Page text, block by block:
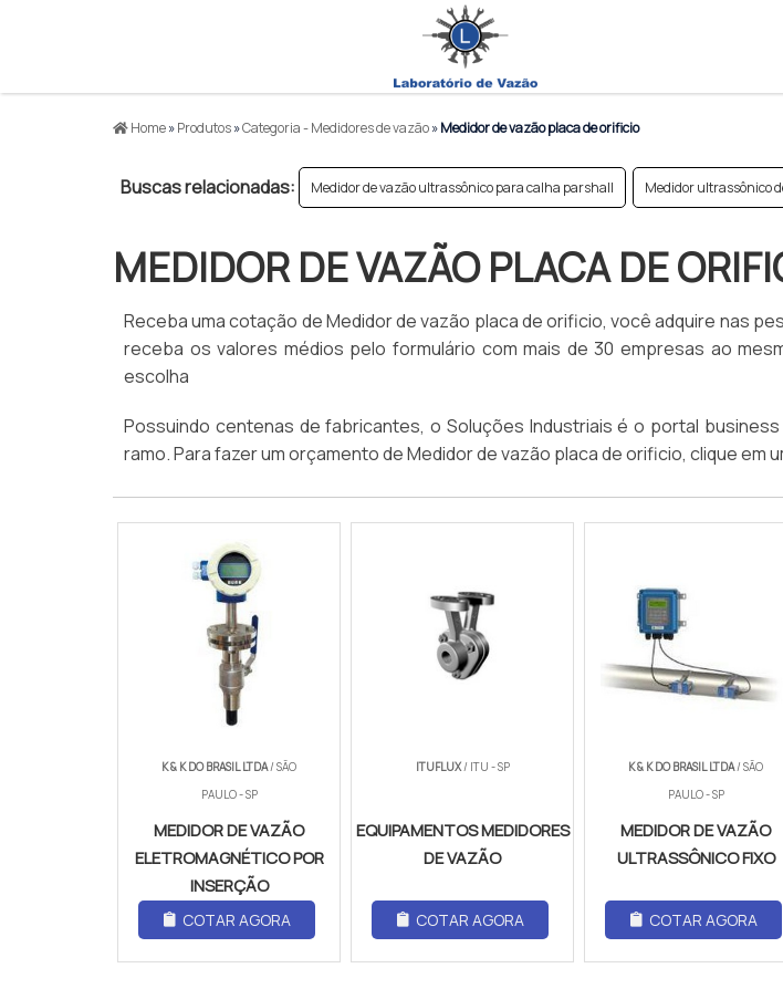
Home»Produtos»Categoria - Medidores de vazão»Medidor de vazão placa de orificio
Buscas relacionadas: Medidor de vazão ultrassônico para calha parshall Medidor ultrassônico
MEDIDOR DE VAZÃO PLACA DE
Receba uma cotação de Medidor de vazão placa de orificio, você adquire nas
receba os valores médios pelo formulário com mais de 30 empresas ao
escolha
Possuindo centenas de fabricantes, o Soluções Industriais é o portal
ramo. Para fazer um orçamento de Medidor de vazão placa de orificio, clique em
K & K DO BRASIL LTDA/ SÃO
PAULO - SP
MEDIDOR DE VAZÃO
ELETROMAGNÉTICO POR
INSERÇÃO
COTAR AGORA
ITUFLUX/ ITU - SP
EQUIPAMENTOS MEDIDORES
DE VAZÃO
COTAR AGORA
K & K DO BRASIL LTDA/ SÃO
PAULO - SP
MEDIDOR DE VAZÃO
ULTRASSÔNICO FIXO
COTAR AGORA